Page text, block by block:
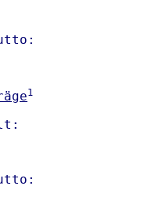
Brutto:
1
Brutto: